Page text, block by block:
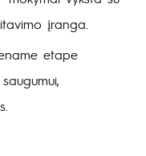
įranga.
etape